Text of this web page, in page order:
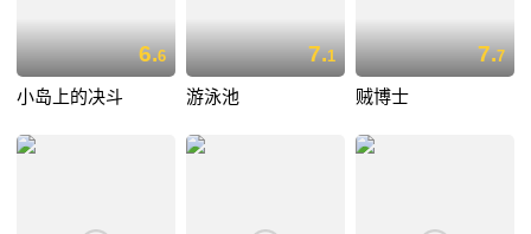
6.6
小岛上的决斗
7.1
游泳池
7.7
贼博士